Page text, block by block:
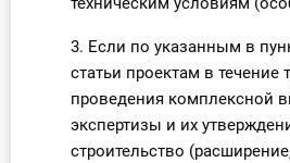
3. Если по указанным в
статьи проектам в течение
проведения комплексной
экспертизы и их
строительство